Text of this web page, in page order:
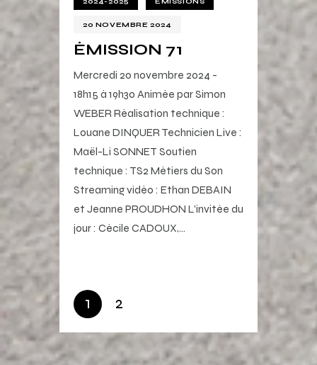
20 NOVEMBRE 2024
ÉMISSION 71
Mercredi 20 novembre 2024 -
18h15 à 19h30 Animée par Simon
WEBER Réalisation technique :
Louane DINQUER Technicien Live :
Maël-Li SONNET Soutien
technique : TS2 Métiers du Son
Streaming vidéo : Ethan DEBAIN
et Jeanne PROUDHON L'invitée du
jour : Cécile CADOUX,…
1 2